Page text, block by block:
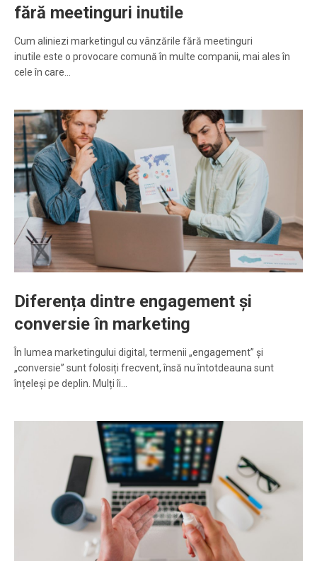
fără meetinguri inutile
Cum aliniezi marketingul cu vânzările fără meetinguri
inutile este o provocare comună în multe companii, mai ales în
cele în care…
Diferența dintre engagement și
conversie în marketing
În lumea marketingului digital, termenii „engagement” și
„conversie” sunt folosiți frecvent, însă nu întotdeauna sunt
înțeleși pe deplin. Mulți îi…